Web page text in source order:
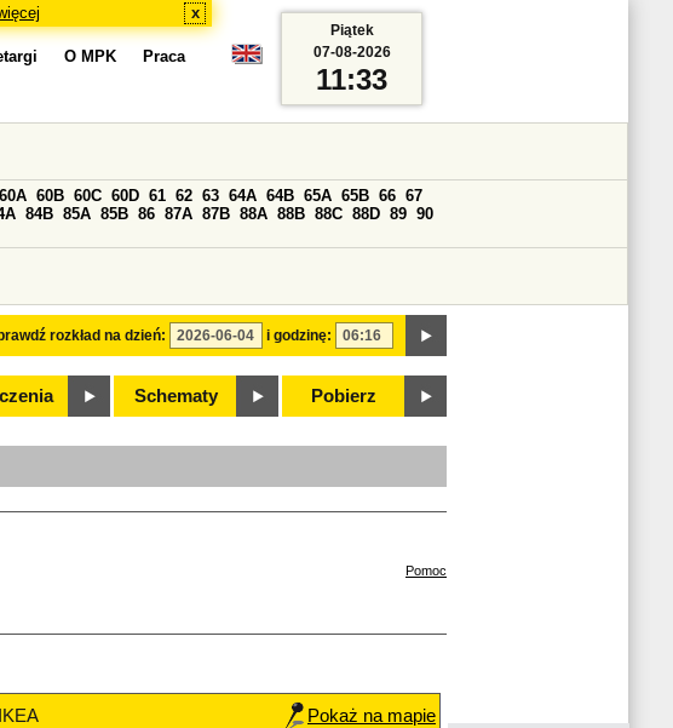
x
O MPK Praca
rozkład na dzień: i godzinę:
60A 60B 60C 60D 61 62 63 64A 64B 65A 65B 66 67
84B 85A 85B 86 87A 87B 88A 88B 88C 88D 89 90
Schematy Pobierz
Piątek
07-08-2026
11:33
Pomoc
Pokaż na mapie